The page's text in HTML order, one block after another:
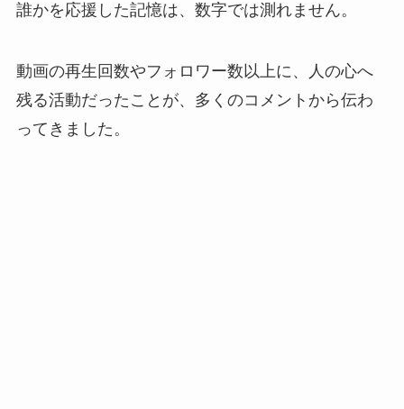
誰かを応援した記憶は、数字では測れません。
動画の再生回数やフォロワー数以上に、人の心へ
残る活動だったことが、多くのコメントから伝わ
ってきました。